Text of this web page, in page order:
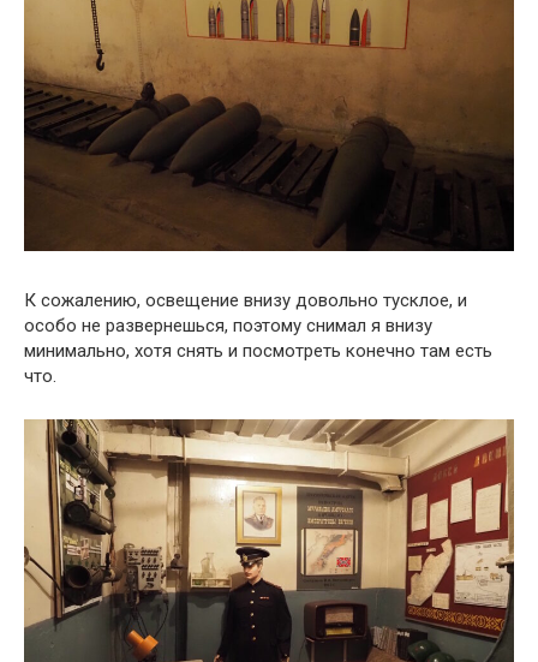
К сожалению, освещение внизу довольно тусклое, и
особо не развернешься, поэтому снимал я внизу
минимально, хотя снять и посмотреть конечно там есть
что.